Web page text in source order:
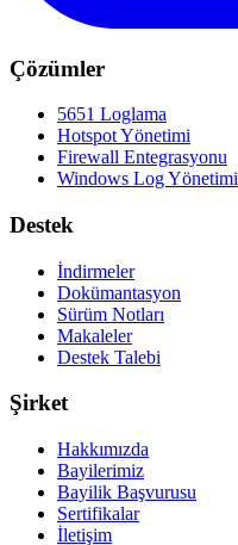
Çözümler
5651 Loglama
Hotspot Yönetimi
Firewall Entegrasyonu
Windows Log Yönetimi
Destek
İndirmeler
Dokümantasyon
Sürüm Notları
Makaleler
Destek Talebi
Şirket
Hakkımızda
Bayilerimiz
Bayilik Başvurusu
Sertifikalar
İletişim